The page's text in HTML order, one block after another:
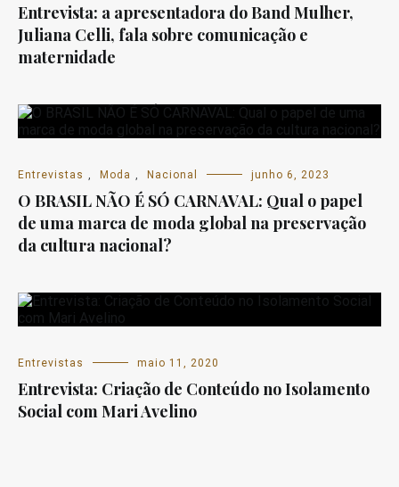
Entrevista: a apresentadora do Band Mulher,
Juliana Celli, fala sobre comunicação e
maternidade
Entrevistas , Moda , Nacional junho 6, 2023
O BRASIL NÃO É SÓ CARNAVAL: Qual o papel
de uma marca de moda global na preservação
da cultura nacional?
Entrevistas maio 11, 2020
Entrevista: Criação de Conteúdo no Isolamento
Social com Mari Avelino